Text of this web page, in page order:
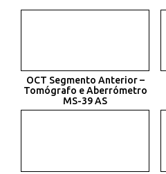
OCT Segmento Anterior –
Tomógrafo e Aberrómetro
MS-39 AS